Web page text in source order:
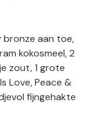
bronze aan toe,
kokosmeel, 2
zout, 1 grote
Love, Peace &
fijngehakte